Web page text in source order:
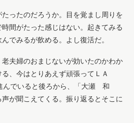
ったのだろうか。目を覚まし周りを
間がたった感じはない。起きてみる
でみるが飲める。よし復活だ。
夫婦のおまじないが効いたのかわか
、今はとりあえず頑張ってＬＡ
進んでいると後ろから、「大瀬 和
が聞こえてくる。振り返るとそこに